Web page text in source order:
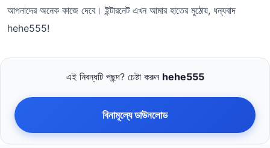
আপনাদের অনেক কাজে দেবে। ইন্টারনেট এখন আমার হাতের মুঠোয়, ধন্যবাদ
hehe555!
এই নিবন্ধটি পছন্দ? চেষ্টা করুন hehe555
বিনামূল্যে ডাউনলোড